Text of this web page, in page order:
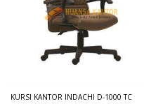
KURSI KANTOR INDACHI D-1000 TC